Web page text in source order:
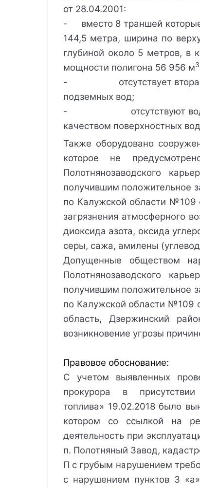
от 28.04.2001:
- вместо 8 траншей которые
144,5 метра, ширина по
глубиной около 5 метров, в
мощности полигона 56 956 м
- отсутствует вторая
подземных вод;
- отсутствуют
качеством поверхностных
Также оборудовано
которое не
Полотнянозаводского
получившим положительное
по Калужской области №109
загрязнения атмосферного
диоксида азота, оксида
серы, сажа, амилены
Допущенные обществом
Полотнянозаводского
получившим положительное
по Калужской области №109
область, Дзержинский
возникновение угрозы
Правовое обоснование:
С учетом выявленных
прокурора в
топлива» 19.02.2018 было
котором со ссылкой на
деятельность при
п. Полотняный Завод,
П с грубым нарушением
с нарушением пунктов 3